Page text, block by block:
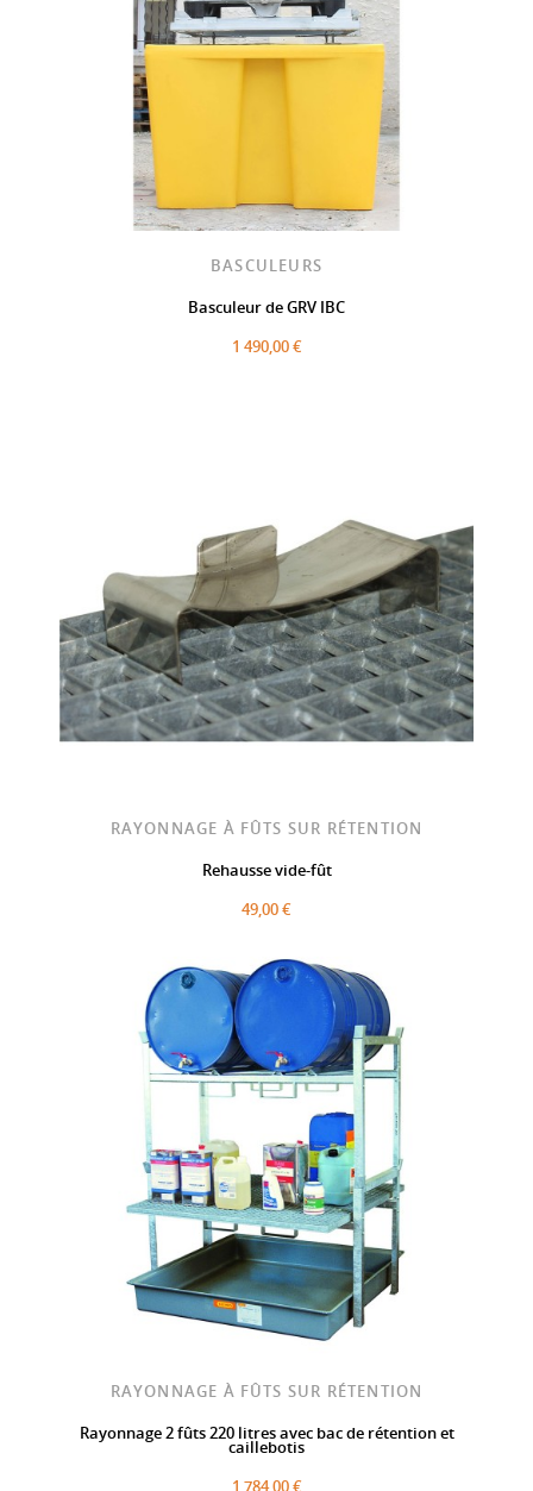
BASCULEURS
Basculeur de GRV IBC
1 490,00 €
RAYONNAGE À FÛTS SUR RÉTENTION
Rehausse vide-fût
49,00 €
RAYONNAGE À FÛTS SUR RÉTENTION
Rayonnage 2 fûts 220 litres avec bac de rétention et
caillebotis
1 784,00 €